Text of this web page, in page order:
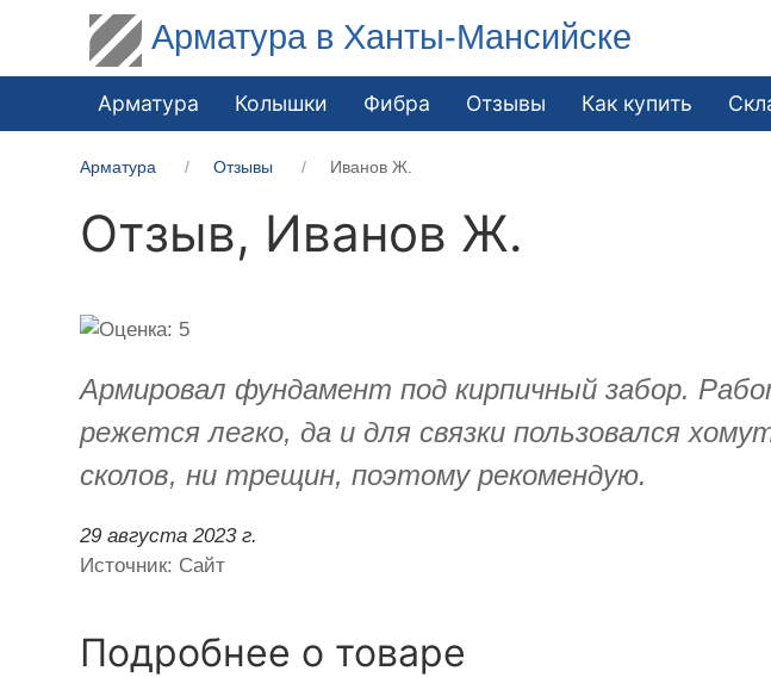
Арматура в Ханты-Мансийске
Арматура Колышки Фибра Отзывы Как купить
Арматура Отзывы Иванов Ж.
Отзыв, Иванов Ж.
Армировал фундамент под кирпичный забор.
режется легко, да и для связки пользовался
сколов, ни трещин, поэтому рекомендую.
29 августа 2023 г.
Источник: Сайт
Подробнее о товаре